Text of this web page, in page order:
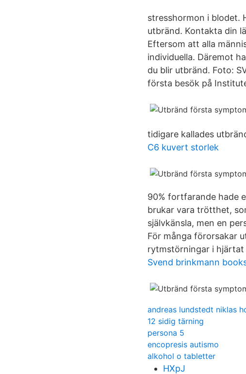
stresshormon i blodet.
utbränd. Kontakta din
Eftersom att alla
individuella. Däremot
du blir utbränd. Foto:
första besök på
tidigare kallades
C6 kuvert storlek
90% fortfarande hade
brukar vara trötthet,
självkänsla, men en
För många förorsakar
rytmstörningar i hjärtat
Svend brinkmann
andreas lundstedt niklas
12 sidig tärning
persona 5
encopresis autismo
alkohol o tabletter
HXpJ